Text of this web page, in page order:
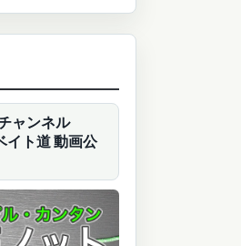
ャンネル
イト道 動画公